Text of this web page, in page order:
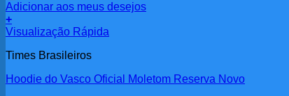
Adicionar aos meus desejos
+
Este
tem
variantes.
Visualização Rápida
Times Brasileiros
Hoodie do Vasco Oficial Moletom Reserva Novo